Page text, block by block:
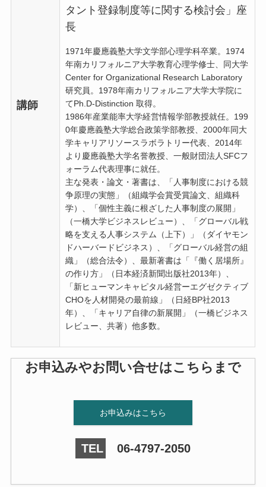
講師
タント登録制度等に関する検討会」座
長
1971年慶應義塾大学文学部心理学科卒業。1974
年南カリフォルニア大学教育心理学修士、同大学
Center for Organizational Research Laboratory
研究員。1978年南カリフォルニア大学大学院に
てPh.D-Distinction 取得。
1986年産業能率大学経営情報学部教授就任。199
0年慶應義塾大学総合政策学部教授、2000年同大
学キャリアリソースラボラトリー代表、2014年
より慶應義塾大学名誉教授、一般財団法人SFCフ
ォーラム代表理事に就任。
主な発表・論文・著書は、「人事制度における競
争原理の実態」（組織学会賞受賞論文、組織科
学）、「個性主義に根ざした人事制度の展開」
（一橋大学ビジネスレビュー）、「グローバル戦
略を支える人事システム（上下）」（ダイヤモン
ドハーバードビジネス）、「グローバル経営の組
織」（総合法令）、最新著書は「『働く居場所』
の作り方」（日本経済新聞出版社2013年）、
「新ヒューマンキャピタル経営ーエグゼクティブ
CHOを人材開発の最前線」（日経BP社2013
年）、「キャリア自律の新展開」（一橋ビジネス
レビュー、共著）他多数。
お申込みやお問い合せはこちらまで
お申込みはこちら
TEL 06-4797-2050